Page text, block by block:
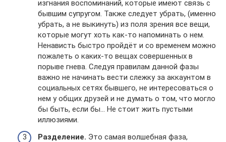
изгнания воспоминаний, которые имеют связь с
бывшим супругом. Также следует убрать, (именно
убрать, а не выкинуть) из поля зрения все вещи,
которые могут хоть как-то напоминать о нем.
Ненависть быстро пройдёт и со временем можно
пожалеть о каких-то вещах совершенных в
порыве гнева. Следуя правилам данной фазы
важно не начинать вести слежку за аккаунтом в
социальных сетях бывшего, не интересоваться о
нем у общих друзей и не думать о том, что могло
бы быть, если бы… Не стоит жить пустыми
иллюзиями.
Разделение. Это самая волшебная фаза,